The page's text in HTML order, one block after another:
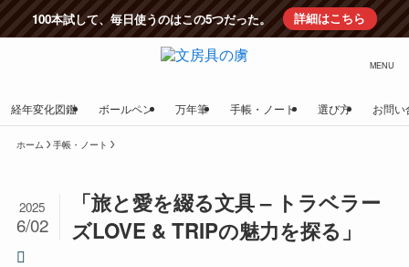
100本試して、毎日使うのはこの5つだった。 詳細はこちら
MENU
経年変化図鑑 ボールペン 万年筆 手帳・ノート 選び方 お問い
ホーム 手帳・ノート
「旅と愛を綴る文具 – トラベラー
ズLOVE & TRIPの魅力を探る」
2025
6/02